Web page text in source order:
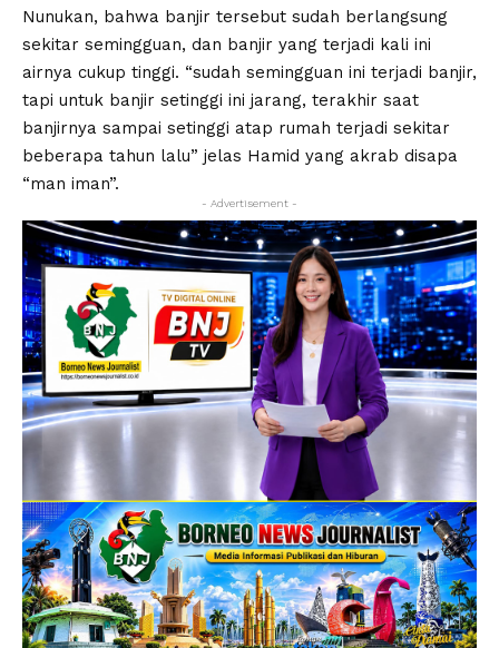
Nunukan, bahwa banjir tersebut sudah berlangsung
sekitar semingguan, dan banjir yang terjadi kali ini
airnya cukup tinggi. “sudah semingguan ini terjadi banjir,
tapi untuk banjir setinggi ini jarang, terakhir saat
banjirnya sampai setinggi atap rumah terjadi sekitar
beberapa tahun lalu” jelas Hamid yang akrab disapa
“man iman”.
- Advertisement -